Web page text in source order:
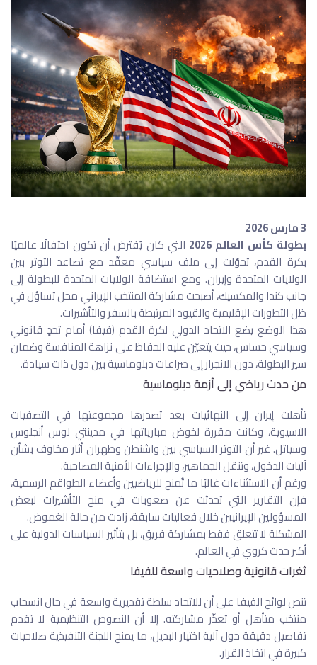
3 مارس 2026
بطولة كأس العالم 2026
التي كان يُفترض أن تكون احتفالًا عالميًا
بكرة القدم، تحوّلت إلى ملف سياسي معقّد مع تصاعد التوتر بين
الولايات المتحدة وإيران. ومع استضافة الولايات المتحدة للبطولة إلى
جانب كندا والمكسيك، أصبحت مشاركة المنتخب الإيراني محل تساؤل في
ظل التطورات الإقليمية والقيود المرتبطة بالسفر والتأشيرات.
هذا الوضع يضع الاتحاد الدولي لكرة القدم (فيفا) أمام تحدٍ قانوني
وسياسي حساس، حيث يتعيّن عليه الحفاظ على نزاهة المنافسة وضمان
سير البطولة، دون الانجرار إلى صراعات دبلوماسية بين دول ذات سيادة.
من حدث رياضي إلى أزمة دبلوماسية
تأهلت إيران إلى النهائيات بعد تصدرها مجموعتها في التصفيات
الآسيوية، وكانت مقررة لخوض مبارياتها في مدينتي لوس أنجلوس
وسياتل. غير أن التوتر السياسي بين واشنطن وطهران أثار مخاوف بشأن
آليات الدخول، وتنقل الجماهير، والإجراءات الأمنية المصاحبة.
ورغم أن الاستثناءات غالبًا ما تُمنح للرياضيين وأعضاء الطواقم الرسمية،
فإن التقارير التي تحدثت عن صعوبات في منح التأشيرات لبعض
المسؤولين الإيرانيين خلال فعاليات سابقة، زادت من حالة الغموض.
المشكلة لا تتعلق فقط بمشاركة فريق، بل بتأثير السياسات الدولية على
أكبر حدث كروي في العالم.
ثغرات قانونية وصلاحيات واسعة للفيفا
تنص لوائح الفيفا على أن للاتحاد سلطة تقديرية واسعة في حال انسحاب
منتخب متأهل أو تعذّر مشاركته. إلا أن النصوص التنظيمية لا تقدم
تفاصيل دقيقة حول آلية اختيار البديل، ما يمنح اللجنة التنفيذية صلاحيات
كبيرة في اتخاذ القرار.